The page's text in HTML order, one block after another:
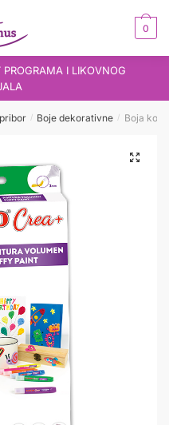
0
I LIKOVNOG
/ Boje dekorativne / Boja